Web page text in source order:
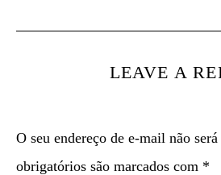
LEAVE A
O seu endereço de e-mail não
obrigatórios são marcados com *